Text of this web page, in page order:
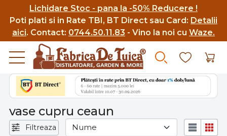
Lichidare Stoc - pana la -50% Reducere !
Poti plati si in Rate TBI, BT Direct sau Card: Detalii
aici. Contact: 0744.50.11.83 - Vino la noi cu Waze.
vase cupru ceaun
Filtreaza